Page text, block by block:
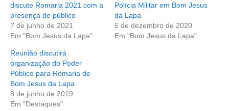
discute Romaria 2021 com a
presença de público
7 de junho de 2021
Em "Bom Jesus da Lapa"
Polícia Militar em Bom Jesus
da Lapa
5 de dezembro de 2020
Em "Bom Jesus da Lapa"
Reunião discutirá
organização do Poder
Público para Romaria de
Bom Jesus da Lapa
8 de junho de 2019
Em "Destaques"